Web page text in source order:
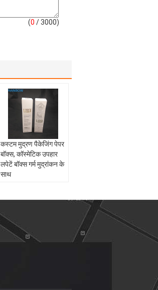
(0 / 3000)
कस्टम मुद्रण पैकेजिंग पेपर
बॉक्स, कॉस्मेटिक उपहार
लपेटें बॉक्स गर्म मुद्रांकन के
साथ